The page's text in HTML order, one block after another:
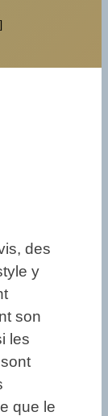
des
y
son
les
que le